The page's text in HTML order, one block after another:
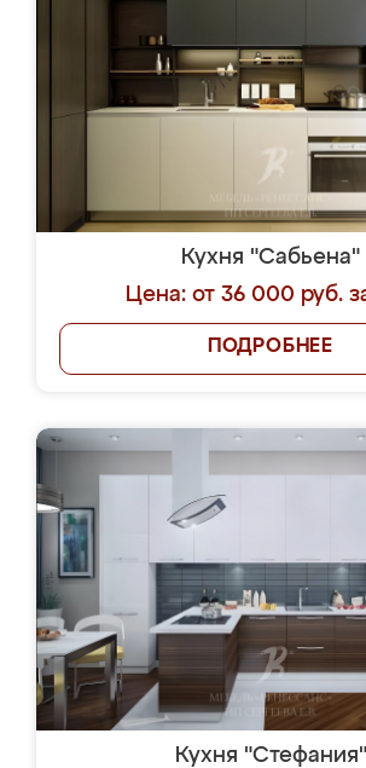
Кухня "Сабьена"
Цена: от 36 000 руб.
ПОДРОБНЕЕ
Кухня "Стефания"